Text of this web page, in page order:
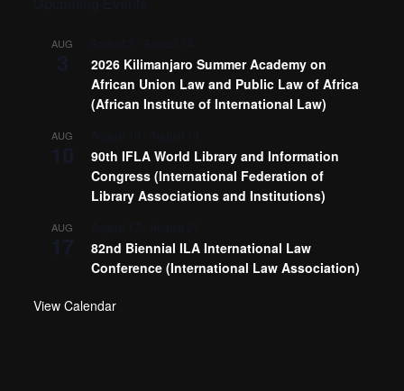
AUG
2026 Kilimanjaro Summer Academy on
African Union Law and Public Law of Africa
(African Institute of International Law)
AUG
90th IFLA World Library and Information
Congress (International Federation of
Library Associations and Institutions)
AUG
82nd Biennial ILA International Law
Conference (International Law Association)
View Calendar